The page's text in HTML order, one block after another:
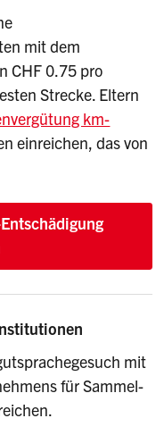
mit dem
CHF 0.75 pro
Strecke. Eltern
km-
einreichen, das von
mit
für Sammel-